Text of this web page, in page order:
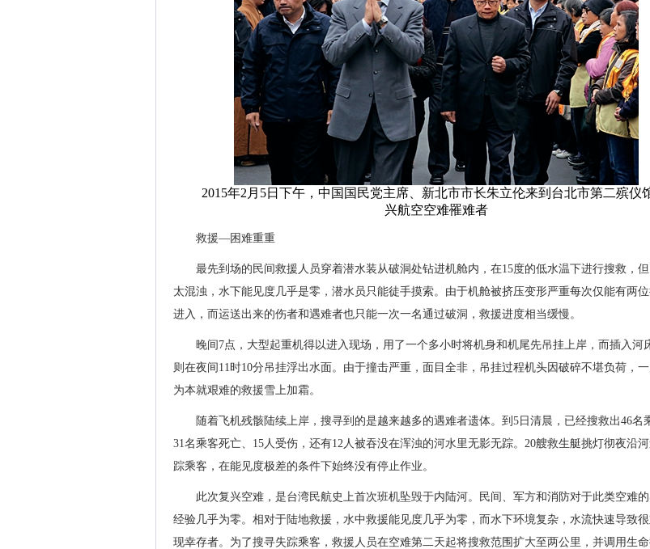
2015年2月5日下午，中国国民党主席、新北市市长朱立伦来到台北市第二殡仪
兴航空空难罹难者
救援—困难重重
最先到场的民间救援人员穿着潜水装从破洞处钻进机舱内，在15度的低水温下进行搜救，
太混浊，水下能见度几乎是零，潜水员只能徒手摸索。由于机舱被挤压变形严重每次仅能有两
进入，而运送出来的伤者和遇难者也只能一次一名通过破洞，救援进度相当缓慢。
晚间7点，大型起重机得以进入现场，用了一个多小时将机身和机尾先吊挂上岸，而插入河
则在夜间11时10分吊挂浮出水面。由于撞击严重，面目全非，吊挂过程机头因破碎不堪负荷，一
为本就艰难的救援雪上加霜。
随着飞机残骸陆续上岸，搜寻到的是越来越多的遇难者遗体。到5日清晨，已经搜救出46名
31名乘客死亡、15人受伤，还有12人被吞没在浑浊的河水里无影无踪。20艘救生艇挑灯彻夜沿
踪乘客，在能见度极差的条件下始终没有停止作业。
此次复兴空难，是台湾民航史上首次班机坠毁于内陆河。民间、军方和消防对于此类空难
经验几乎为零。相对于陆地救援，水中救援能见度几乎为零，而水下环境复杂，水流快速导致
现幸存者。为了搜寻失踪乘客，救援人员在空难第二天起将搜救范围扩大至两公里，并调用生命